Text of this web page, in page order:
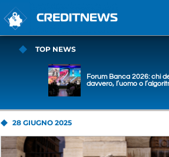
TOP NEWS
Forum Banca 2026: chi
davvero, l’uomo o
28 GIUGNO 2025